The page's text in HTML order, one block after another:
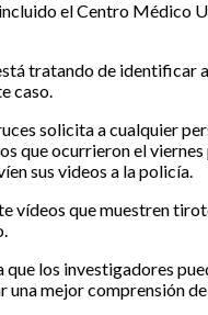
el Centro Médico
tratando de identificar
caso.
solicita a cualquier
que ocurrieron el viernes
sus videos a la policía.
vídeos que muestren
que los investigadores
una mejor comprensión